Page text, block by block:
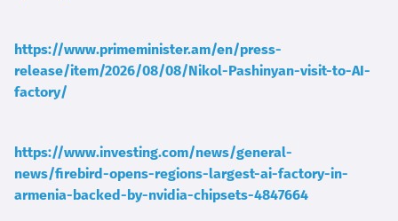
https://www.primeminister.am/en/press-
release/item/2026/08/08/Nikol-Pashinyan-visit-to-AI-
factory/
https://www.investing.com/news/general-
news/firebird-opens-regions-largest-ai-factory-in-
armenia-backed-by-nvidia-chipsets-4847664